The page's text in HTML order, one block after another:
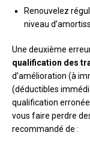
Renouvelez
niveau
Une deuxième
qualification des
d’amélioration (à
(déductibles
qualification
vous faire perdre
recommandé de :